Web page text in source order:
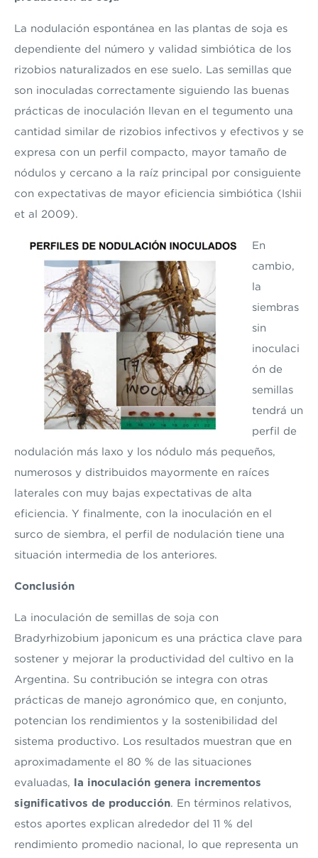
La nodulación espontánea en las plantas de soja es
dependiente del número y validad simbiótica de los
rizobios naturalizados en ese suelo. Las semillas que
son inoculadas correctamente siguiendo las buenas
prácticas de inoculación llevan en el tegumento una
cantidad similar de rizobios infectivos y efectivos y se
expresa con un perfil compacto, mayor tamaño de
nódulos y cercano a la raíz principal por consiguiente
con expectativas de mayor eficiencia simbiótica (Ishii
et al 2009).
En
cambio,
la
siembras
sin
inoculaci
ón de
semillas
tendrá un
perfil de
nodulación más laxo y los nódulo más pequeños,
numerosos y distribuidos mayormente en raíces
laterales con muy bajas expectativas de alta
eficiencia. Y finalmente, con la inoculación en el
surco de siembra, el perfil de nodulación tiene una
situación intermedia de los anteriores.
Conclusión
La inoculación de semillas de soja con
Bradyrhizobium japonicum es una práctica clave para
sostener y mejorar la productividad del cultivo en la
Argentina. Su contribución se integra con otras
prácticas de manejo agronómico que, en conjunto,
potencian los rendimientos y la sostenibilidad del
sistema productivo. Los resultados muestran que en
aproximadamente el 80 % de las situaciones
evaluadas, la inoculación genera incrementos
significativos de producción. En términos relativos,
estos aportes explican alrededor del 11 % del
rendimiento promedio nacional, lo que representa un